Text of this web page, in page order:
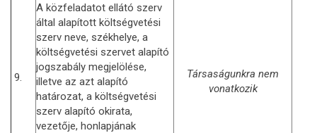
9.
A közfeladatot ellátó szerv
által alapított költségvetési
szerv neve, székhelye, a
költségvetési szervet alapító
jogszabály megjelölése,
illetve az azt alapító
határozat, a költségvetési
szerv alapító okirata,
vezetője, honlapjának
Társaságunkra nem
vonatkozik